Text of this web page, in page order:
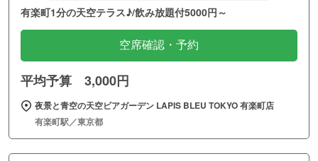
有楽町1分の天空テラス♪/飲み放題付5000円～
空席確認・予約
平均予算 3,000円
夜景と青空の天空ビアガーデン LAPIS BLEU TOKYO 有楽町店
有楽町駅／東京都